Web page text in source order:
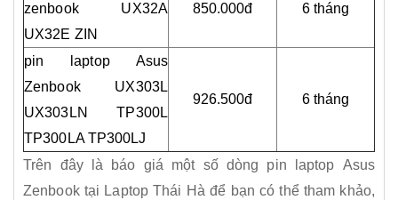
zenbook UX32A
UX32E ZIN
850.000đ 6 tháng
pin laptop Asus
Zenbook UX303L
UX303LN TP300L
TP300LA TP300LJ
926.500đ 6 tháng
Trên đây là báo giá một số dòng pin laptop Asus
Zenbook tại Laptop Thái Hà để bạn có thể tham khảo,